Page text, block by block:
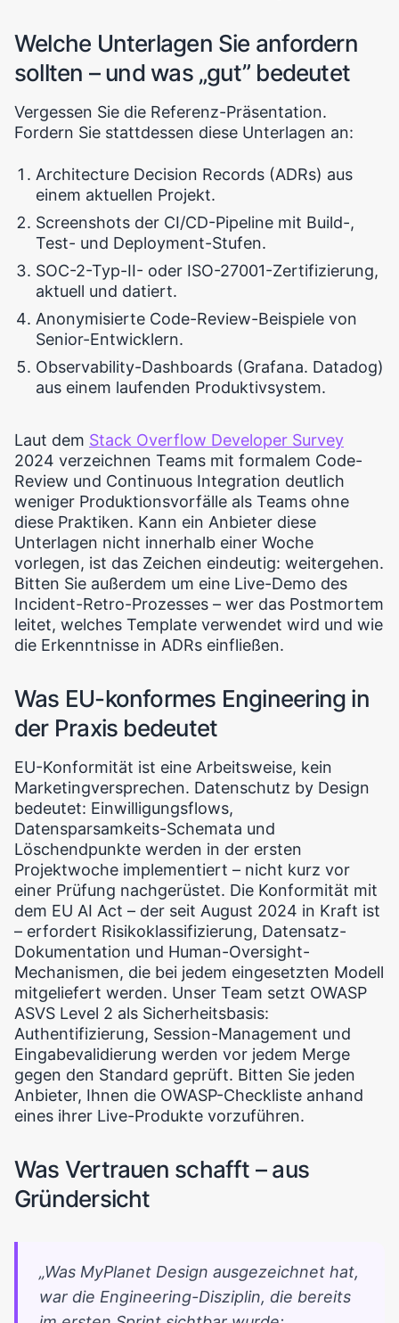
Welche Unterlagen Sie anfordern
sollten – und was „gut” bedeutet
Vergessen Sie die Referenz-Präsentation.
Fordern Sie stattdessen diese Unterlagen an:
Architecture Decision Records (ADRs) aus
einem aktuellen Projekt.
Screenshots der CI/CD-Pipeline mit Build-,
Test- und Deployment-Stufen.
SOC-2-Typ-II- oder ISO-27001-Zertifizierung,
aktuell und datiert.
Anonymisierte Code-Review-Beispiele von
Senior-Entwicklern.
Observability-Dashboards (Grafana. Datadog)
aus einem laufenden Produktivsystem.
Laut dem Stack Overflow Developer Survey
2024 verzeichnen Teams mit formalem Code-
Review und Continuous Integration deutlich
weniger Produktionsvorfälle als Teams ohne
diese Praktiken. Kann ein Anbieter diese
Unterlagen nicht innerhalb einer Woche
vorlegen, ist das Zeichen eindeutig: weitergehen.
Bitten Sie außerdem um eine Live-Demo des
Incident-Retro-Prozesses – wer das Postmortem
leitet, welches Template verwendet wird und wie
die Erkenntnisse in ADRs einfließen.
Was EU-konformes Engineering in
der Praxis bedeutet
EU-Konformität ist eine Arbeitsweise, kein
Marketingversprechen. Datenschutz by Design
bedeutet: Einwilligungsflows,
Datensparsamkeits-Schemata und
Löschendpunkte werden in der ersten
Projektwoche implementiert – nicht kurz vor
einer Prüfung nachgerüstet. Die Konformität mit
dem EU AI Act – der seit August 2024 in Kraft ist
– erfordert Risikoklassifizierung, Datensatz-
Dokumentation und Human-Oversight-
Mechanismen, die bei jedem eingesetzten Modell
mitgeliefert werden. Unser Team setzt OWASP
ASVS Level 2 als Sicherheitsbasis:
Authentifizierung, Session-Management und
Eingabevalidierung werden vor jedem Merge
gegen den Standard geprüft. Bitten Sie jeden
Anbieter, Ihnen die OWASP-Checkliste anhand
eines ihrer Live-Produkte vorzuführen.
Was Vertrauen schafft – aus
Gründersicht
„Was MyPlanet Design ausgezeichnet hat,
war die Engineering-Disziplin, die bereits